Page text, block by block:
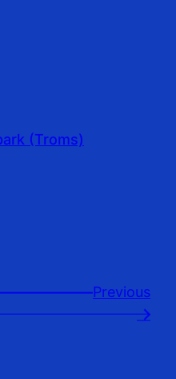
(Troms)
Previousㅤ
→